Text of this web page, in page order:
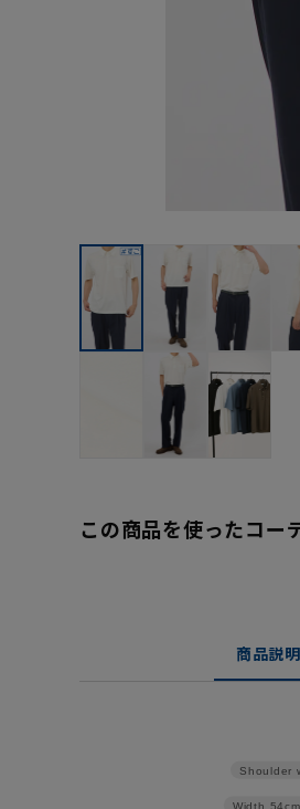
この商品を使ったコー
商品説
Width 54cm
Shoulder